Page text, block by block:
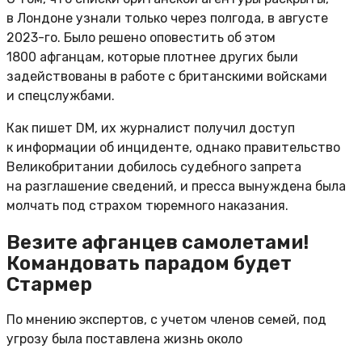
в Лондоне узнали только через полгода, в августе
2023-го. Было решено оповестить об этом
1800 афганцам, которые плотнее других были
задействованы в работе с британскими войсками
и спецслужбами.
Как пишет DM, их журналист получил доступ
к информации об инциденте, однако правительство
Великобритании добилось судебного запрета
на разглашение сведений, и пресса вынуждена была
молчать под страхом тюремного наказания.
Везите афганцев самолетами!
Командовать парадом будет
Стармер
По мнению экспертов, с учетом членов семей, под
угрозу была поставлена жизнь около